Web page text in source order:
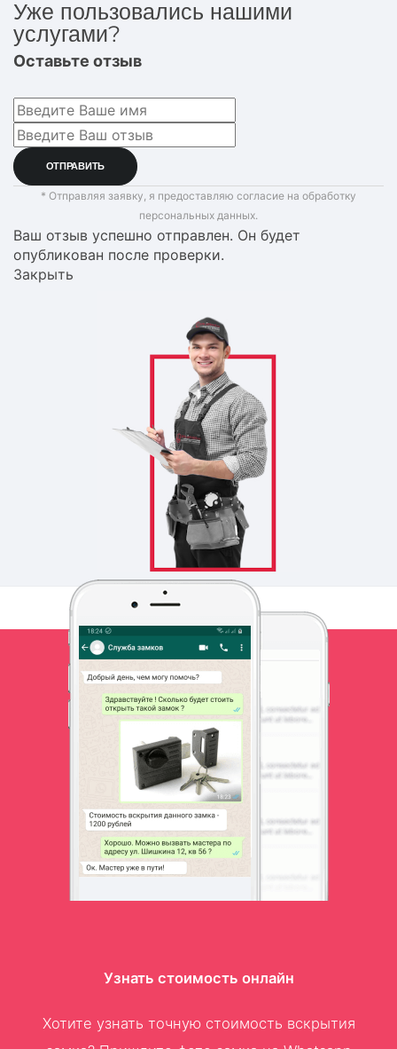
Уже пользовались нашими
услугами?
Оставьте отзыв
* Отправляя заявку, я предоставляю согласие на обработку
персональных данных.
Ваш отзыв успешно отправлен. Он будет
опубликован после проверки.
Закрыть
Узнать стоимость онлайн
Хотите узнать точную стоимость вскрытия